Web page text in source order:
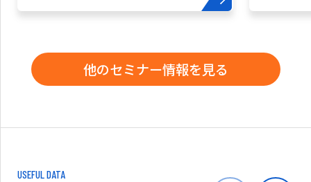
他のセミナー情報を見る
USEFUL DATA